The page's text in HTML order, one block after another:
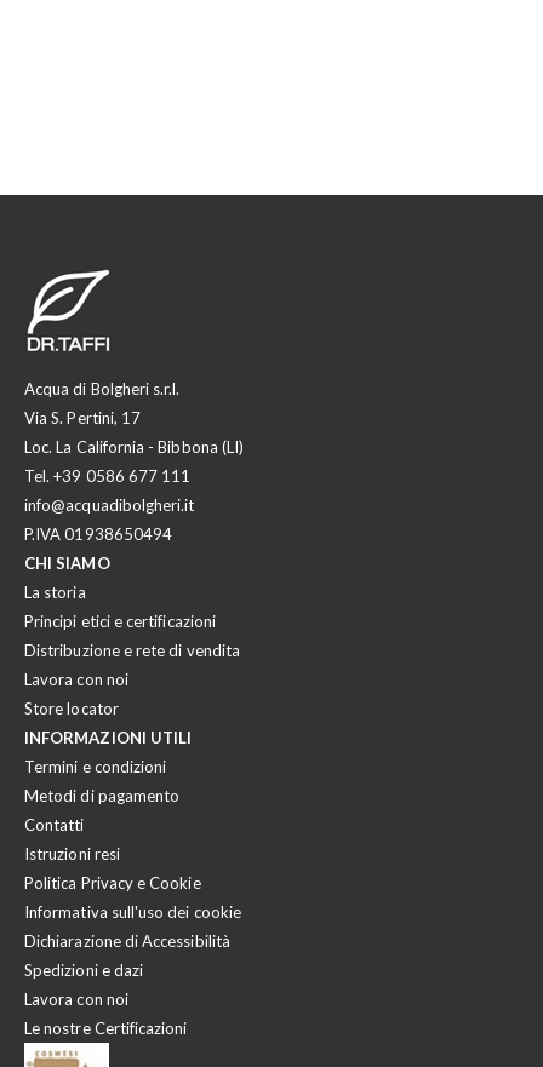
Acqua di Bolgheri s.r.l.
Via S. Pertini, 17
Loc. La California - Bibbona (LI)
Tel.+39 0586 677 111
info@acquadibolgheri.it
P.IVA 01938650494
CHI SIAMO
La storia
Principi etici e certificazioni
Distribuzione e rete di vendita
Lavora con noi
Store locator
INFORMAZIONI UTILI
Termini e condizioni
Metodi di pagamento
Contatti
Istruzioni resi
Politica Privacy e Cookie
Informativa sull'uso dei cookie
Dichiarazione di Accessibilità
Spedizioni e dazi
Lavora con noi
Le nostre Certificazioni